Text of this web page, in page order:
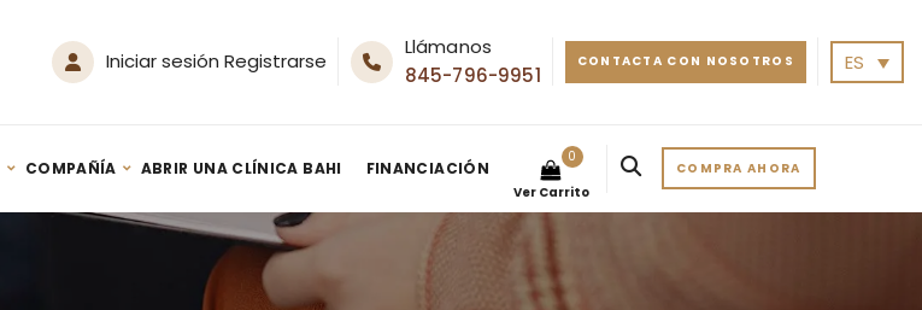
Iniciar sesión Registrarse
Llámanos
845-796-9951
CONTACTA CON NOSOTROS ES
COMPAÑÍA ABRIR UNA CLÍNICA BAHI FINANCIACIÓN
Ver Carrito
0
COMPRA AHORA